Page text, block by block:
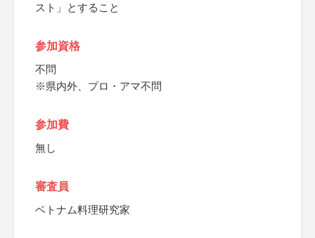
スト」とすること
参加資格
不問
※県内外、プロ・アマ不問
参加費
無し
審査員
ベトナム料理研究家